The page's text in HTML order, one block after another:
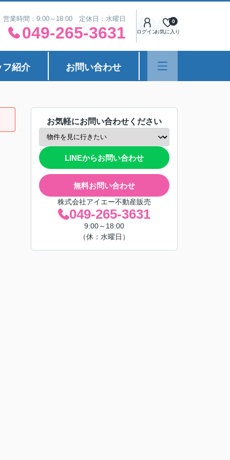
営業時間：9:00～18:00 定休日：水曜日
049-265-3631 ログインお気に入り
0
フ紹介 お問い合わせ
お気軽にお問い合わせください
LINEからお問い合わせ
無料お問い合わせ
株式会社アイエー不動産販売
049-265-3631
9:00～18:00
（休：水曜日）